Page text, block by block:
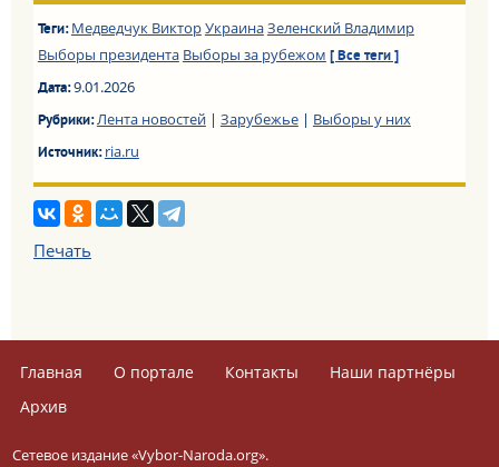
Теги: Медведчук ВикторУкраинаЗеленский Владимир
Выборы президента Выборы за рубежом [ Все теги ]
Дата:9.01.2026
Рубрики:Лента новостей| Зарубежье| Выборы у них
Источник:ria.ru
Печать
Главная О портале Контакты
Наши партнёры
Архив
Сетевое издание «Vybor-Naroda.org».